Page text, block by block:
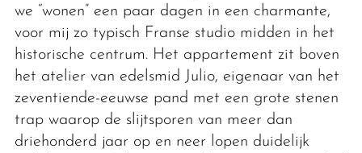
we “wonen” een paar dagen in een charmante,
voor mij zo typisch Franse studio midden in het
historische centrum. Het appartement zit boven
het atelier van edelsmid Julio, eigenaar van het
zeventiende-eeuwse pand met een grote stenen
trap waarop de slijtsporen van meer dan
driehonderd jaar op en neer lopen duidelijk